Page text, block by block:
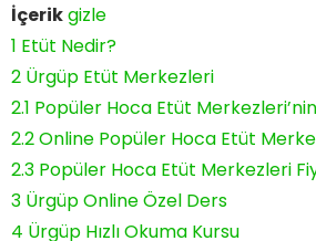
İçerikgizle
1 Etüt Nedir?
2 Ürgüp Etüt Merkezleri
2.1 Popüler Hoca Etüt
2.2Online Popüler Hoca Etüt
2.3 Popüler Hoca Etüt Merkezleri
3 Ürgüp Online Özel Ders
4 Ürgüp Hızlı Okuma Kursu